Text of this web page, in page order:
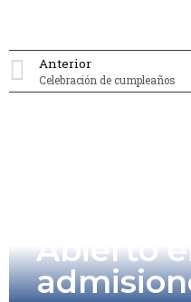
Anterior
Celebración de cumpleaños
Abierto